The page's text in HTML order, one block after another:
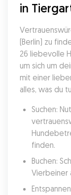
in
(Berlin) zu
26 liebevolle
um sich um
mit einer
alles, was du
Suchen:
finden.
Buchen:
Vierbeiner